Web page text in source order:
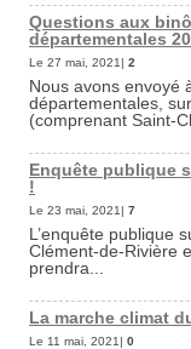
Questions aux
départementales
Le 27 mai, 2021| 2
Nous avons envoyé
départementales,
(comprenant Saint-
Enquête publique
!
Le 23 mai, 2021| 7
L’enquête publique
Clément-de-Rivière
prendra...
La marche climat
Le 11 mai, 2021| 0